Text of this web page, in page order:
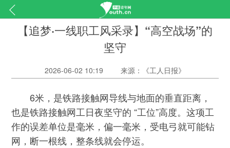
【追梦·一线职工风采录】“高空战场”的
坚守
2026-06-02 10:19 来源：《工人日报》
6米，是铁路接触网导线与地面的垂直距离，
也是铁路接触网工日夜坚守的 “工位”高度。这项工
作的误差单位是毫米，偏一毫米，受电弓就可能钻
网，断一根线，整条线就会停运。